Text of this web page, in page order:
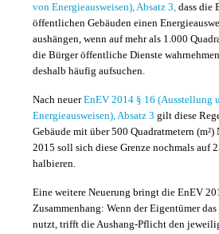
von Energieausweisen), Absatz 3, dass die
öffentlichen Gebäuden einen
aushängen, wenn auf mehr als 1.000
die Bürger öffentliche Dienste
deshalb häufig aufsuchen.
Nach neuerEnEV 2014 § 16 (Ausstellung
Energieausweisen), Absatz 3 gilt diese
Gebäude mit über 500 Quadratmetern
2015 soll sich diese Grenze nochmals auf
halbieren.
Eine weitere Neuerung bringt die EnEV
Zusammenhang: Wenn der Eigentümer
nutzt, trifft die Aushang-Pflicht den